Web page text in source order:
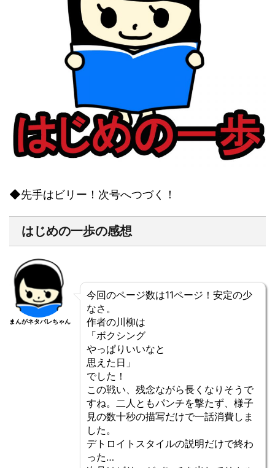
◆先手はビリー！次号へつづく！
はじめの一歩の感想
まんがネタバレちゃん
今回のページ数は11ページ！安定の少
なさ。
作者の川柳は
「ボクシング
やっぱりいいなと
思えた日」
でした！
この戦い、残念ながら長くなりそうで
すね。二人ともパンチを撃たず、様子
見の数十秒の描写だけで一話消費しま
した。
デトロイトスタイルの説明だけで終わ
った…